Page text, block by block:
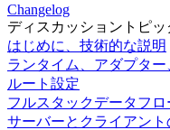
Changelog
ディスカッショントピッ
はじめに、技術的な説明
ランタイム、アダプタ
ルート設定
フルスタックデータフロ
サーバーとクライアン